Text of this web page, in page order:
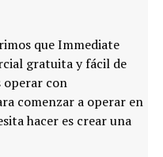
que Immediate
gratuita y fácil de
operar con
comenzar a operar en
hacer es crear una